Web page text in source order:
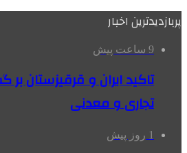
پربازدیدترین اخبار
9 ساعت پیش
تاکید ایران و قرقیزستان
تجاری و معدنی
1 روز پیش